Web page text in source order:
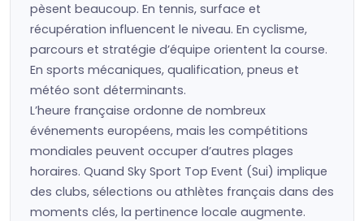
pèsent beaucoup. En tennis, surface et
récupération influencent le niveau. En cyclisme,
parcours et stratégie d’équipe orientent la course.
En sports mécaniques, qualification, pneus et
météo sont déterminants.
L’heure française ordonne de nombreux
événements européens, mais les compétitions
mondiales peuvent occuper d’autres plages
horaires. Quand Sky Sport Top Event (Sui) implique
des clubs, sélections ou athlètes français dans des
moments clés, la pertinence locale augmente.